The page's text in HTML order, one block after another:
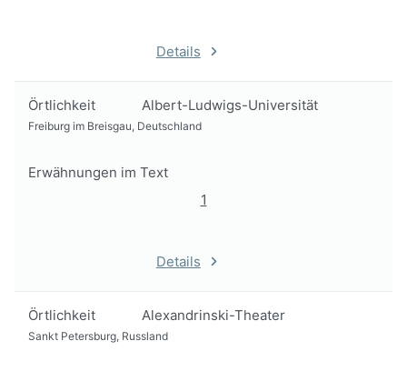
Details
Örtlichkeit Albert-Ludwigs-Universität
Freiburg im Breisgau, Deutschland
Erwähnungen im Text
1
Details
Örtlichkeit Alexandrinski-Theater
Sankt Petersburg, Russland